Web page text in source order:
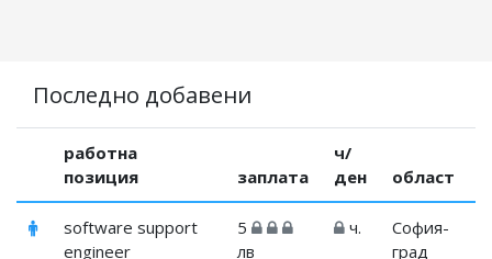
Последно добавени
работна
позиция
заплата
ч/
ден
област
software support
engineer
5
лв
ч.
София-
град